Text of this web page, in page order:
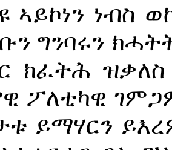
ኣይኮነን ነብስ
ግንባሩን
ክፈትሕ ዝቃለስ
ፖለቲካዊ
ይማሃርን